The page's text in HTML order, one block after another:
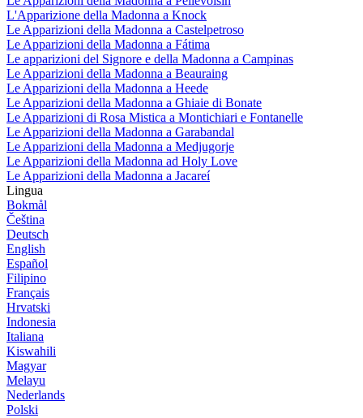
L'Apparizione della Madonna a Knock
Le Apparizioni della Madonna a Castelpetroso
Le Apparizioni della Madonna a Fátima
Le apparizioni del Signore e della Madonna a Campinas
Le Apparizioni della Madonna a Beauraing
Le Apparizioni della Madonna a Heede
Le Apparizioni della Madonna a Ghiaie di Bonate
Le Apparizioni di Rosa Mistica a Montichiari e Fontanelle
Le Apparizioni della Madonna a Garabandal
Le Apparizioni della Madonna a Medjugorje
Le Apparizioni della Madonna ad Holy Love
Le Apparizioni della Madonna a Jacareí
Lingua
Bokmål
Čeština
Deutsch
English
Español
Filipino
Français
Hrvatski
Indonesia
Italiana
Kiswahili
Magyar
Melayu
Nederlands
Polski